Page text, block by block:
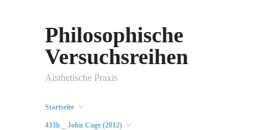
Philosophische
Versuchsreihen
Aisthetische Praxis
Startseite
433h _ John Cage (2012)